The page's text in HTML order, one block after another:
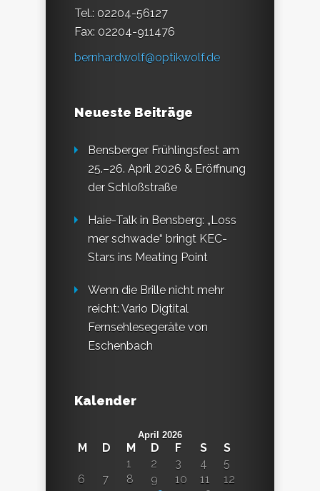
Tel.: 02204-56127
Fax: 02204-911476
bernhardwolf@optikwolf.de
Neueste Beiträge
Bensberger Frühlingsfest am
25.–26. April 2026 & Eröffnung
der Schloßstraße
Haie-Talk in Bensberg: „Loss
mer schwade“ bringt KEC-
Stars ins Meating Point
Wenn die Brille nicht mehr
reicht: Vario Digtital
Fernsehlesegeräte von
Eschenbach
Kalender
April 2026
M D M D F S
S
1
2 3 4
5
6
7 8 9 10 11
12